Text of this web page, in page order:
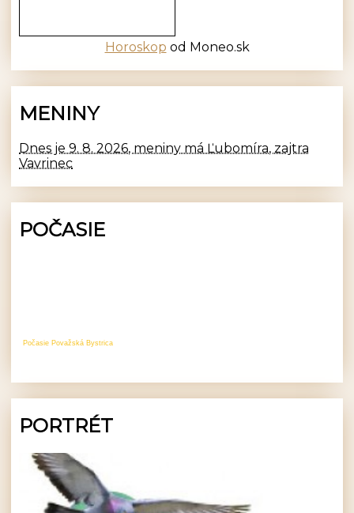
Horoskop od Moneo.sk
MENINY
Dnes je 9. 8. 2026, meniny má Ľubomíra, zajtra
Vavrinec
POČASIE
Počasie Považská Bystrica
PORTRÉT